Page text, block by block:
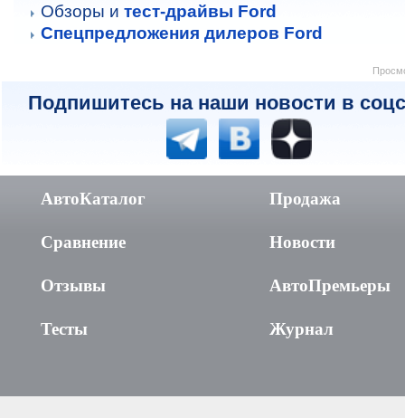
Обзоры и тест-драйвы Ford
Спецпредложения дилеров Ford
Подпишитесь на наши новости в
АвтоКаталог
Сравнение
Отзывы
Тесты
Продажа
Новости
АвтоПремьеры
Журнал